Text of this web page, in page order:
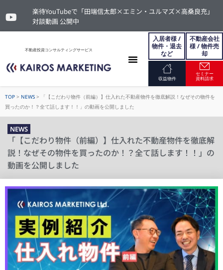
楽待YouTubeで「田端信太郎×エミン・ユルマズ×高桑良充」
対談動画 公開中
不動産投資コンサルティングサービス
入居者様 /
物件・退去
など
不動産会社
様 / 物件売
却
収益物件
セミナー
資料請求
TOP > NEWS >
「【こだわり物件（前編）】仕入れた不動産物件を徹底解説！なぜその物件を
買ったのか！？全て話します！！」の動画を公開しました
NEWS
「【こだわり物件（前編）】仕入れた不動産物件を徹底解
説！なぜその物件を買ったのか！？全て話します！！」の
動画を公開しました